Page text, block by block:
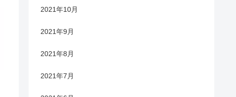
2021年10月
2021年9月
2021年8月
2021年7月